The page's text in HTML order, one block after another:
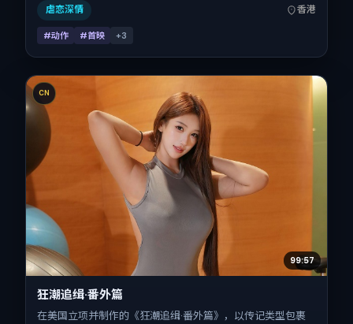
虐恋深情 香港
#动作 #首映 +3
CN
99:57
狂潮追缉·番外篇
在美国立项并制作的《狂潮追缉·番外篇》，以传记类型包裹